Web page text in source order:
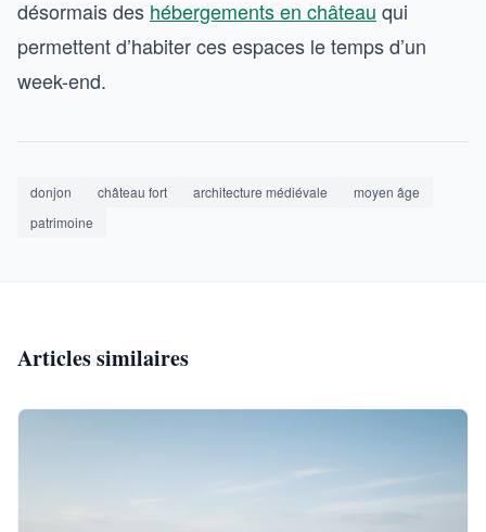
désormais des hébergements en château qui
permettent d’habiter ces espaces le temps d’un
week-end.
donjon château fort architecture médiévale
moyen âge
patrimoine
Articles similaires